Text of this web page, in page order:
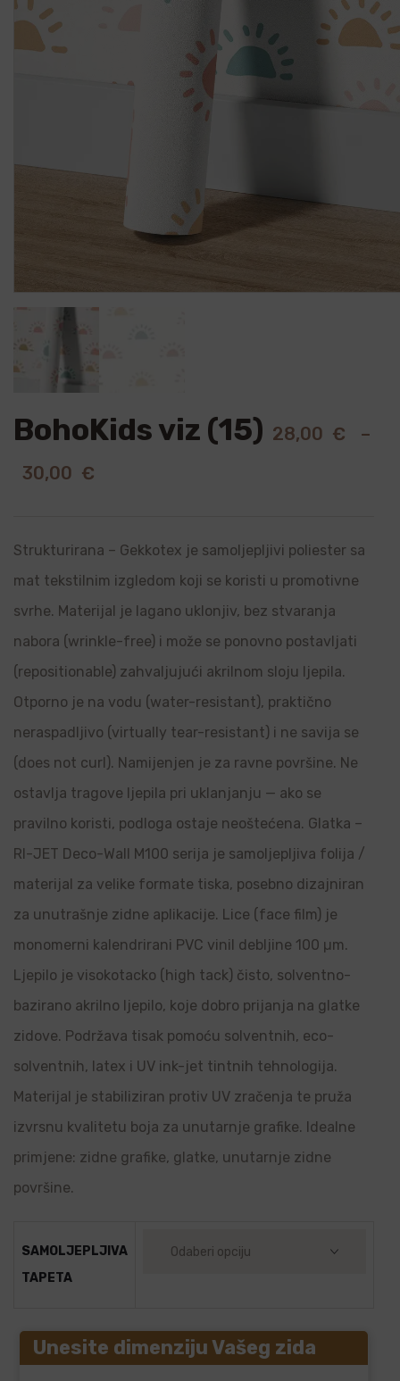
BohoKids viz (15) 28,00 €
–
30,00 €
Strukturirana – Gekkotex je samoljepljivi poliester sa
mat tekstilnim izgledom koji se koristi u promotivne
svrhe. Materijal je lagano uklonjiv, bez stvaranja
nabora (wrinkle-free) i može se ponovno postavljati
(repositionable) zahvaljujući akrilnom sloju ljepila.
Otporno je na vodu (water-resistant), praktično
neraspadljivo (virtually tear-resistant) i ne savija se
(does not curl). Namijenjen je za ravne površine. Ne
ostavlja tragove ljepila pri uklanjanju — ako se
pravilno koristi, podloga ostaje neoštećena. Glatka –
RI-JET Deco-Wall M100 serija je samoljepljiva folija /
materijal za velike formate tiska, posebno dizajniran
za unutrašnje zidne aplikacije. Lice (face film) je
monomerni kalendrirani PVC vinil debljine 100 µm.
Ljepilo je visokotacko (high tack) čisto, solventno-
bazirano akrilno ljepilo, koje dobro prijanja na glatke
zidove. Podržava tisak pomoću solventnih, eco-
solventnih, latex i UV ink-jet tintnih tehnologija.
Materijal je stabiliziran protiv UV zračenja te pruža
izvrsnu kvalitetu boja za unutarnje grafike. Idealne
primjene: zidne grafike, glatke, unutarnje zidne
površine.
SAMOLJEPLJIVA
TAPETA
Unesite dimenziju Vašeg zida